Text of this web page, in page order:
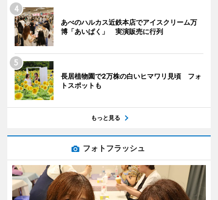
あべのハルカス近鉄本店でアイスクリーム万
博「あいぱく」 実演販売に行列
長居植物園で2万株の白いヒマワリ見頃 フォ
トスポットも
もっと見る
フォトフラッシュ